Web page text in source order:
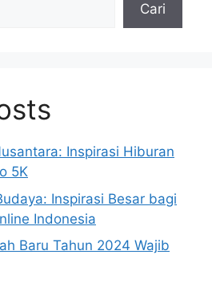
Cari
Inspirasi Hiburan
5K
Inspirasi Besar bagi
Indonesia
Baru Tahun 2024 Wajib